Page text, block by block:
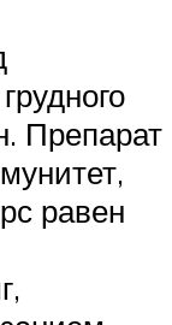
Препарат
равен